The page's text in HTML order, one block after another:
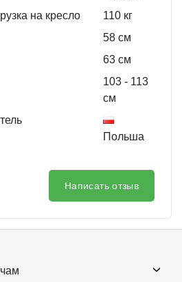
на кресло
110 кг
58 см
63 см
103- 113
см
Польша
Написать отзыв